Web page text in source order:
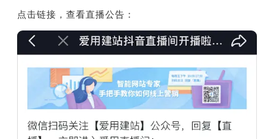
点击链接，查看直播公告：